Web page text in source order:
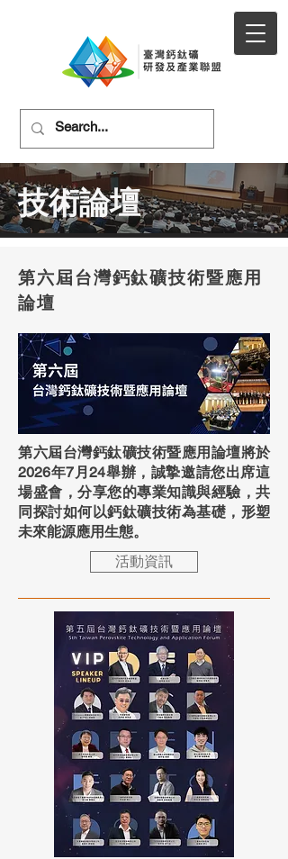
技術論壇
第六屆台灣鈣鈦礦技術暨應用
論壇
第六屆台灣鈣鈦礦技術暨應用論壇將於
2026年7月24舉辦，誠摯邀請您出席這
場盛會，分享您的專業知識與經驗，共
同探討如何以鈣鈦礦技術為基礎，形塑
未來能源應用生態。
活動資訊